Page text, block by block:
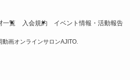
一覧 入会規約 イベント情報・活動報告
動画オンラインサロンAJITO.